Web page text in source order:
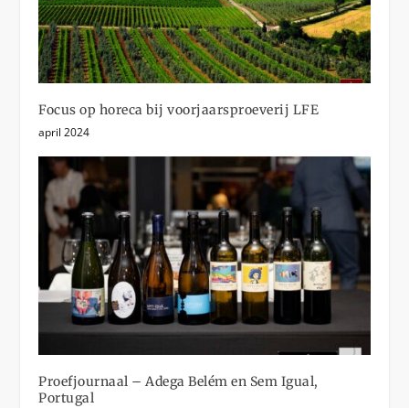
Focus op horeca bij voorjaarsproeverij LFE
april 2024
Proefjournaal – Adega Belém en Sem Igual,
Portugal